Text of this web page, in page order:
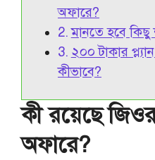
অফারে?
মানতে হবে কিছু
২০০ টাকার
কীভাবে?
কী রয়েছে
অফারে?